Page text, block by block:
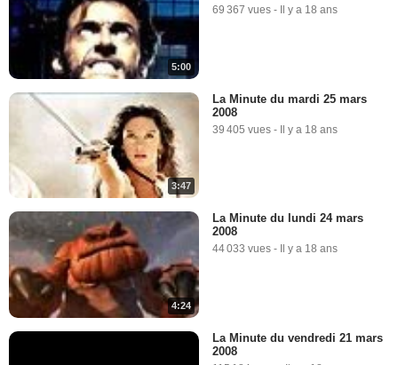
5:00
69 367 vues - Il y a 18 ans
3:47
La Minute du mardi 25 mars
2008
39 405 vues - Il y a 18 ans
4:24
La Minute du lundi 24 mars
2008
44 033 vues - Il y a 18 ans
La Minute du vendredi 21 mars
2008